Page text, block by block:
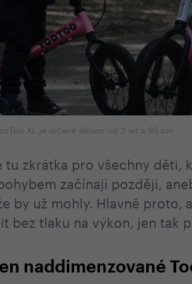
XL je určené dětem od 3 let a 95 cm
tu zkrátka pro všechny děti,
začínají později,
by už mohly. Hlavně proto,
bez tlaku na výkon, jen tak
naddimenzované